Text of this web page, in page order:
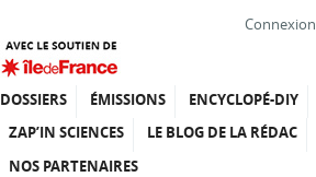
Connexion
DOSSIERS ÉMISSIONS ENCYCLOPÉ-DIY
ZAP’IN SCIENCES
LE BLOG DE LA RÉDAC
NOS PARTENAIRES